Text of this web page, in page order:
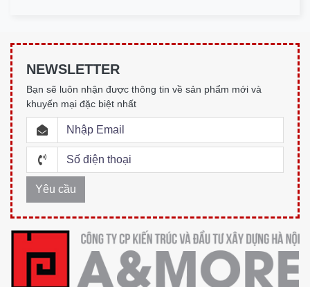
NEWSLETTER
Bạn sẽ luôn nhận được thông tin về sản phẩm mới và
khuyến mại đặc biệt nhất